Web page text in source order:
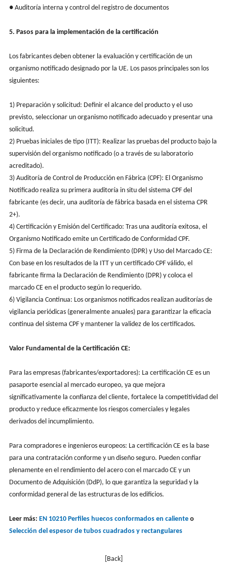
● Auditoría interna y control del registro de documentos
5. Pasos para la implementación de la certificación
Los fabricantes deben obtener la evaluación y certificación de un
organismo notificado designado por la UE. Los pasos principales son los
siguientes:
1) Preparación y solicitud: Definir el alcance del producto y el uso
previsto, seleccionar un organismo notificado adecuado y presentar una
solicitud.
2) Pruebas iniciales de tipo (ITT): Realizar las pruebas del producto bajo la
supervisión del organismo notificado (o a través de su laboratorio
acreditado).
3) Auditoría de Control de Producción en Fábrica (CPF): El Organismo
Notificado realiza su primera auditoría in situ del sistema CPF del
fabricante (es decir, una auditoría de fábrica basada en el sistema CPR
2+).
4) Certificación y Emisión del Certificado: Tras una auditoría exitosa, el
Organismo Notificado emite un Certificado de Conformidad CPF.
5) Firma de la Declaración de Rendimiento (DPR) y Uso del Marcado CE:
Con base en los resultados de la ITT y un certificado CPF válido, el
fabricante firma la Declaración de Rendimiento (DPR) y coloca el
marcado CE en el producto según lo requerido.
6) Vigilancia Continua: Los organismos notificados realizan auditorías de
vigilancia periódicas (generalmente anuales) para garantizar la eficacia
continua del sistema CPF y mantener la validez de los certificados.
Valor Fundamental de la Certificación CE:
Para las empresas (fabricantes/exportadores): La certificación CE es un
pasaporte esencial al mercado europeo, ya que mejora
significativamente la confianza del cliente, fortalece la competitividad del
producto y reduce eficazmente los riesgos comerciales y legales
derivados del incumplimiento.
Para compradores e ingenieros europeos: La certificación CE es la base
para una contratación conforme y un diseño seguro. Pueden confiar
plenamente en el rendimiento del acero con el marcado CE y un
Documento de Adquisición (DdP), lo que garantiza la seguridad y la
conformidad general de las estructuras de los edificios.
Leer más: EN 10210 Perfiles huecos conformados en calienteo
Selección del espesor de tubos cuadrados y rectangulares
[Back]